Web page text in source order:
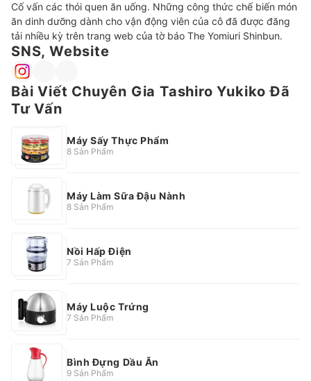
Cố vấn các thói quen ăn uống. Những công thức chế biến món
ăn dinh dưỡng dành cho vận động viên của cô đã được đăng
tải nhiều kỳ trên trang web của tờ báo The Yomiuri Shinbun.
SNS, Website
Bài Viết Chuyên Gia Tashiro Yukiko Đã
Tư Vấn
Máy Sấy Thực Phẩm
8 Sản Phẩm
Máy Làm Sữa Đậu Nành
8 Sản Phẩm
Nồi Hấp Điện
7 Sản Phẩm
Máy Luộc Trứng
7 Sản Phẩm
Bình Đựng Dầu Ăn
9 Sản Phẩm